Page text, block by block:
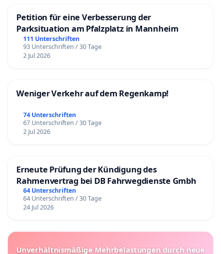
Petition für eine Verbesserung der
Parksituation am Pfalzplatz in Mannheim
111 Unterschriften
93 Unterschriften / 30 Tage
2 Jul 2026
Weniger Verkehr auf dem Regenkamp!
74 Unterschriften
67 Unterschriften / 30 Tage
2 Jul 2026
Erneute Prüfung der Kündigung des
Rahmenvertrag bei DB Fahrwegdienste Gmbh
64 Unterschriften
64 Unterschriften / 30 Tage
24 Jul 2026
Unverhältnismäßige Mehrbelastungen durch neue